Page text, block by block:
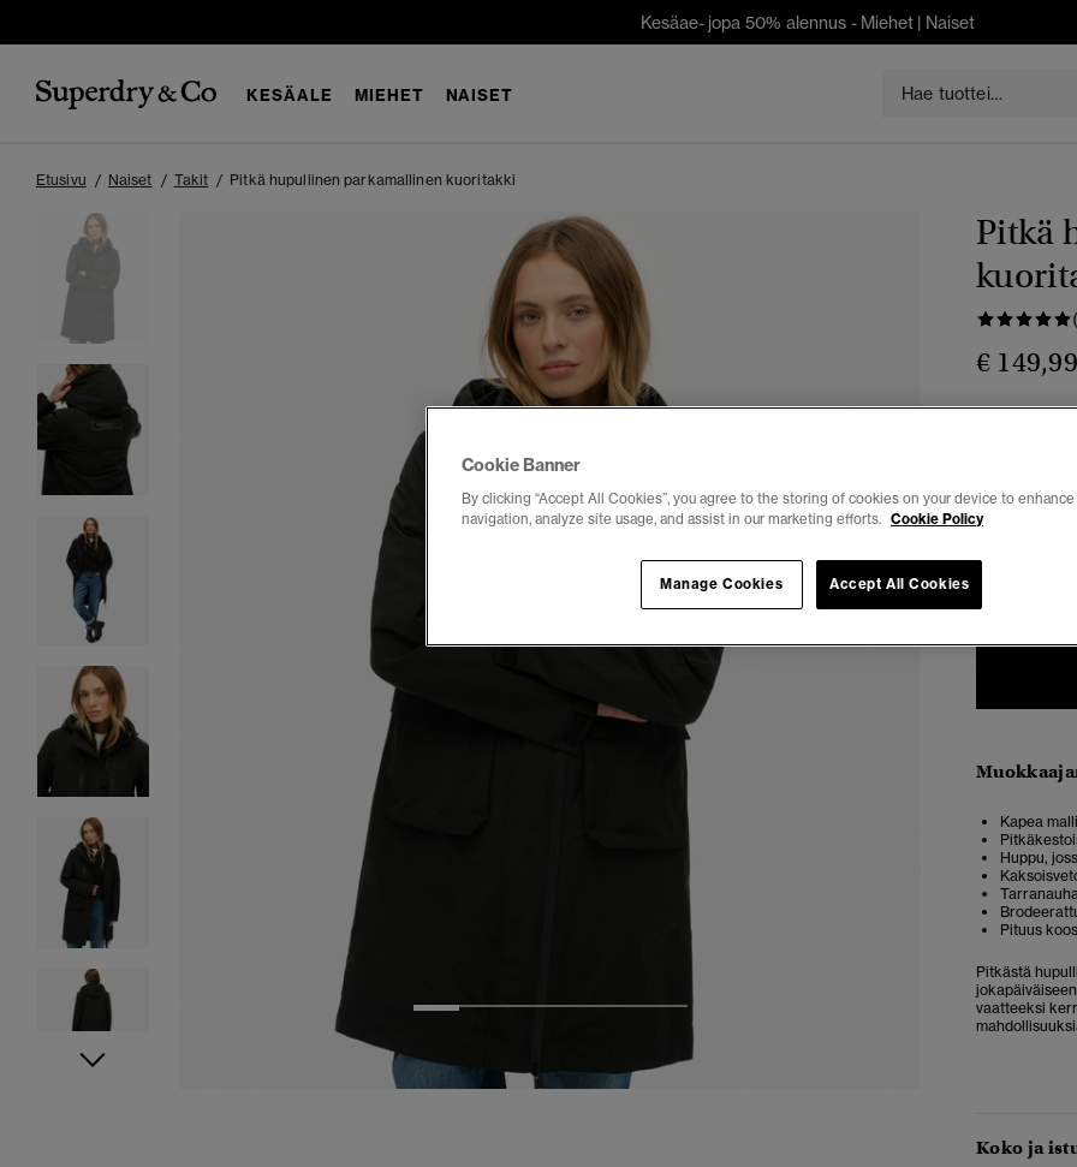
Kesäae- jopa 50% alennus - Miehet | Naiset
KESÄALE MIEHET NAISET
Etusivu Naiset Takit Pitkä hupullinen parkamallinen kuoritakki
Pitkä
€ 149,99
Väri:musta
Valitse Koko:
Kapea
Huppu,
Pituus
Pitkästä
vaatteeksi
Koko ja
Cookie Banner
By clicking “Accept All Cookies”, you agree to the storing of cookies on your device to
navigation, analyze site usage, and assist in our marketing efforts. Cookie Policy
Accept All Cookies
Manage Cookies